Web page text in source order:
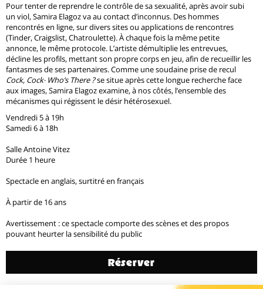
Pour tenter de reprendre le contrôle de sa sexualité, après avoir subi
un viol, Samira Elagoz va au contact d’inconnus. Des hommes
rencontrés en ligne, sur divers sites ou applications de rencontres
(Tinder, Craigslist, Chatroulette). À chaque fois la même petite
annonce, le même protocole. L’artiste démultiplie les entrevues,
décline les profils, mettant son propre corps en jeu, afin de recueillir les
fantasmes de ses partenaires. Comme une soudaine prise de recul
Cock, Cock.. Who’s There ?se situe après cette longue recherche face
aux images, Samira Elagoz examine, à nos côtés, l’ensemble des
mécanismes qui régissent le désir hétérosexuel.
Vendredi 5 à 19h
Samedi 6 à 18h
Salle Antoine Vitez
Durée 1 heure
Spectacle en anglais, surtitré en français
À partir de 16 ans
Avertissement : ce spectacle comporte des scènes et des propos
pouvant heurter la sensibilité du public
Réserver